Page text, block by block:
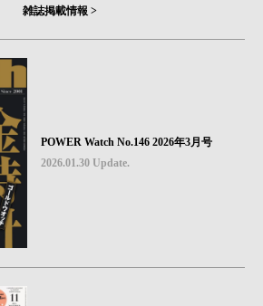
雑誌掲載情報 >
POWER Watch No.146 2026年3月号
2026.01.30 Update.